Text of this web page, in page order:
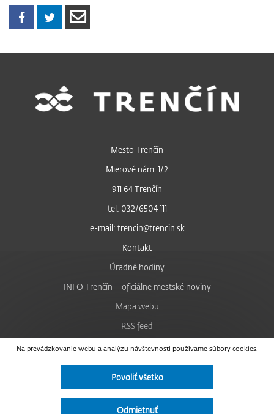
Na prevádzkovanie webu a analýzu návštevnosti používame súbory cookies.
Povoliť všetko
Odmietnuť
Mesto Trenčín
Mierové nám. 1/2
911 64 Trenčín
tel: 032/6504 111
e-mail: trencin@trencin.sk
Kontakt
Úradné hodiny
INFO Trenčín – oficiálne mestské noviny
Mapa webu
RSS feed
Nastavenie cookies
Facebook
Instagram